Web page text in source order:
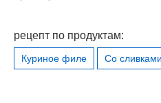
рецепт по продуктам:
Куриное филе Со сливками